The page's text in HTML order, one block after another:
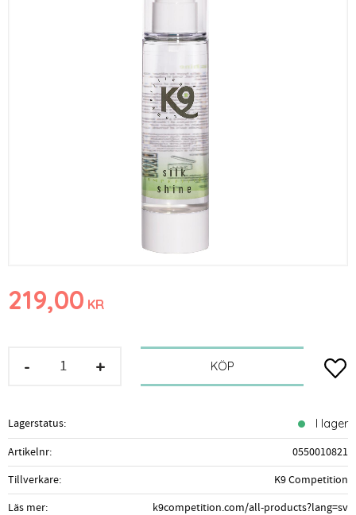
219,00 KR
+
- KÖP
Lagerstatus I lager
Artikelnr
0550010821
Tillverkare
K9 Competition
Läs mer
k9competition.com/all-products?lang=sv